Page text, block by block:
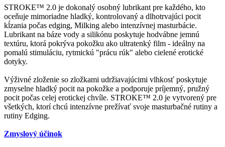
STROKE™ 2.0 je dokonalý osobný lubrikant pre každého, kto
oceňuje mimoriadne hladký, kontrolovaný a dlhotrvajúci pocit
kĺzania počas edging, Milking alebo intenzívnej masturbácie.
Lubrikant na báze vody a silikónu poskytuje hodvábne jemnú
textúru, ktorá pokrýva pokožku ako ultratenký film - ideálny na
pomalú stimuláciu, rytmickú "prácu rúk" alebo cielené erotické
dotyky.
Výživné zloženie so zložkami udržiavajúcimi vlhkosť poskytuje
zmyselne hladký pocit na pokožke a podporuje príjemný, pružný
pocit počas celej erotickej chvíle. STROKE™ 2.0 je vytvorený pre
všetkých, ktorí chcú intenzívne prežívať svoje masturbačné rutiny a
rutiny Edging.
Zmyslový účinok